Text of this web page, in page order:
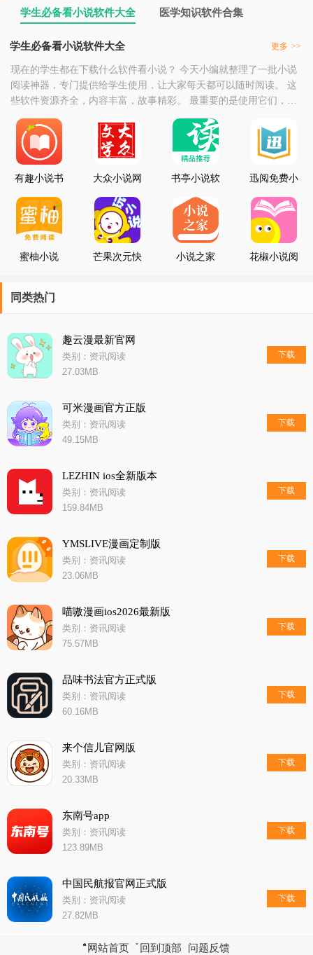
学生必备看小说软件大全 医学知识软件合集
学生必备看小说软件大全 更多 >>
现在的学生都在下载什么软件看小说？ 今天小编就整理了一批小说
阅读神器，专门提供给学生使用，让大家每天都可以随时阅读。 这
些软件资源齐全，内容丰富，故事精彩。 最重要的是使用它们，不
需要花钱就可以享受，喜欢阅读的朋友可以来学生必备看小说软件
大全点击下载，让阅读成为生活的一部分。
有趣小说书
大众小说网
书亭小说软
迅阅免费小
蜜柚小说
芒果次元快
小说之家
花椒小说阅
同类热门
趣云漫最新官网
类别：资讯阅读
27.03MB
下载
可米漫画官方正版
类别：资讯阅读
49.15MB
下载
LEZHIN ios全新版本
类别：资讯阅读
159.84MB
下载
YMSLIVE漫画定制版
类别：资讯阅读
23.06MB
下载
喵嗷漫画ios2026最新版
类别：资讯阅读
75.57MB
下载
品味书法官方正式版
类别：资讯阅读
60.16MB
下载
来个信儿官网版
类别：资讯阅读
20.33MB
下载
东南号app
类别：资讯阅读
123.89MB
下载
中国民航报官网正式版
类别：资讯阅读
27.82MB
下载
网站首页 回到顶部 问题反馈